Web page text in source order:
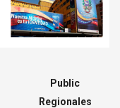
Public
Regionales